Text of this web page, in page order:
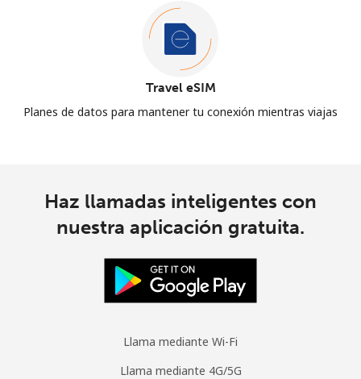
Travel eSIM
Planes de datos para mantener tu conexión mientras viajas
Haz llamadas inteligentes con
nuestra aplicación gratuita.
Llama mediante Wi-Fi
Llama mediante 4G/5G